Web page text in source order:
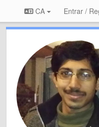
CA Entrar /